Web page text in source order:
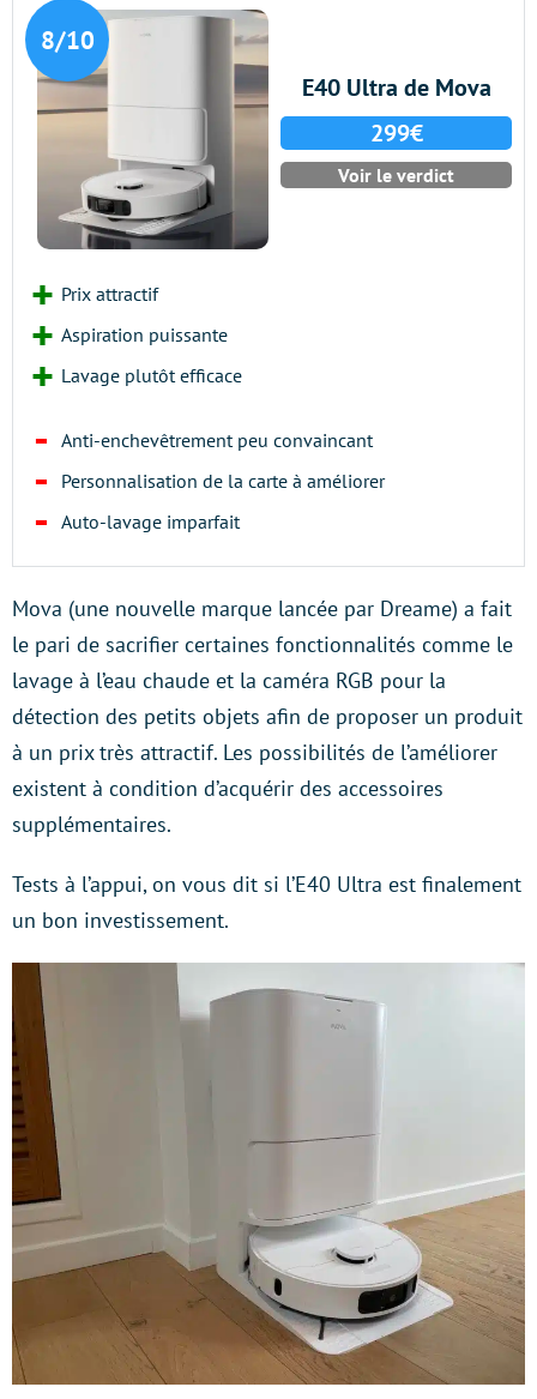
8/10
E40 Ultra de Mova
299€
Voir le verdict
Prix attractif
Aspiration puissante
Lavage plutôt efficace
Anti-enchevêtrement peu convaincant
Personnalisation de la carte à améliorer
Auto-lavage imparfait
Mova (une nouvelle marque lancée par Dreame) a fait
le pari de sacrifier certaines fonctionnalités comme le
lavage à l’eau chaude et la caméra RGB pour la
détection des petits objets afin de proposer un produit
à un prix très attractif. Les possibilités de l’améliorer
existent à condition d’acquérir des accessoires
supplémentaires.
Tests à l’appui, on vous dit si l’E40 Ultra est finalement
un bon investissement.